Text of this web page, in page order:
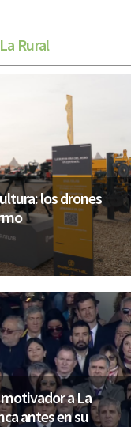
La Rural
los drones
a La
antes en su